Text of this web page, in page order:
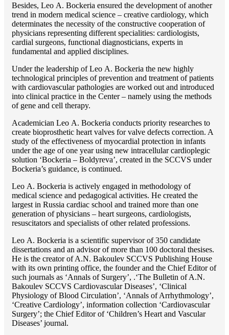
Besides, Lео A. Bockeria ensured the development of another
trend in modern medical science – creative cardiology, which
determinates the necessity of the constructive cooperation of
physicians representing different specialities: cardiologists,
cardial surgeons, functional diagnosticians, experts in
fundamental and applied disciplines.
Under the leadership of Lео A. Bockeria the new highly
technological principles of prevention and treatment of patients
with cardiovascular pathologies are worked out and introduced
into clinical practice in the Center – namely using the methods
of gene and cell therapy.
Academician Lео A. Bockeria conducts priority researches to
create bioprosthetic heart valves for valve defects correction. A
study of the effectiveness of myocardial protection in infants
under the age of one year using new intracellular cardioplegic
solution ‘Bockeria – Boldyreva’, created in the SCCVS under
Bockeria’s guidance, is continued.
Lео A. Bockeria is actively engaged in methodology of
medical science and pedagogical activities. He created the
largest in Russia cardiac school and trained more than one
generation of physicians – heart surgeons, cardiologists,
resuscitators and specialists of other related professions.
Lео A. Bockeria is a scientific supervisor of 350 candidate
dissertations and an advisor of more than 100 doctoral thesises.
He is the creator of A.N. Bakoulev SCCVS Publishing House
with its own printing office, the founder and the Chief Editor of
such journals as ‘Annals of Surgery’, .‘The Bulletin of A.N.
Bakoulev SCCVS Cardiovascular Diseases’, ‘Clinical
Physiology of Blood Circulation’, ‘Annals of Arrhythmology’,
‘Creative Cardiology’, information collection ‘Cardiovascular
Surgery’; the Chief Editor of ‘Children’s Heart and Vascular
Diseases’ journal.